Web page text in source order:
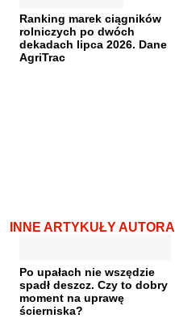
Ranking marek ciągników
rolniczych po dwóch
dekadach lipca 2026. Dane
AgriTrac
INNE ARTYKUŁY AUTORA
Po upałach nie wszędzie
spadł deszcz. Czy to dobry
moment na uprawę
ścierniska?